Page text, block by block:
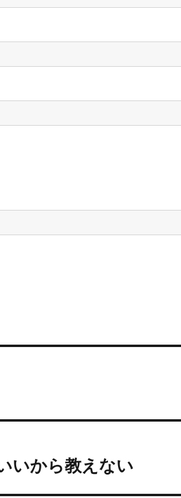
いから教えない